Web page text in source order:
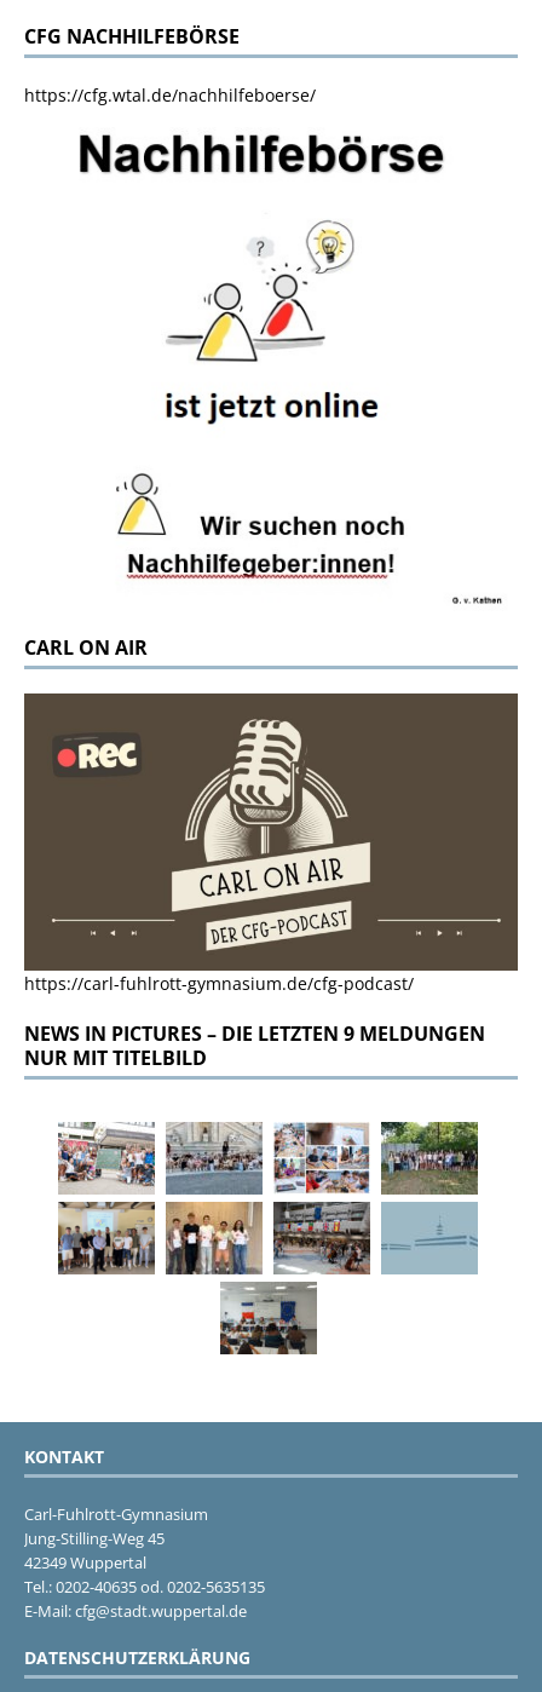
CFG NACHHILFEBÖRSE
https://cfg.wtal.de/nachhilfeboerse/
CARL ON AIR
https://carl-fuhlrott-gymnasium.de/cfg-podcast/
NEWS IN PICTURES – DIE LETZTEN 9 MELDUNGEN
NUR MIT TITELBILD
KONTAKT
Carl-Fuhlrott-Gymnasium
Jung-Stilling-Weg 45
42349 Wuppertal
Tel.: 0202-40635 od. 0202-5635135
E-Mail: cfg@stadt.wuppertal.de
DATENSCHUTZERKLÄRUNG